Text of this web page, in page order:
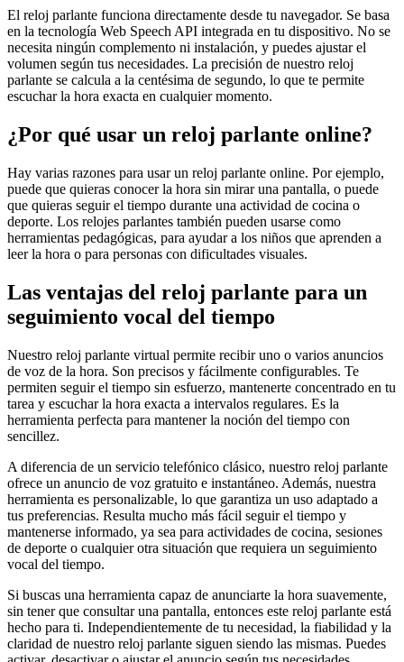
El reloj parlante funciona directamente desde tu navegador. Se basa
en la tecnología Web Speech API integrada en tu dispositivo. No se
necesita ningún complemento ni instalación, y puedes ajustar el
volumen según tus necesidades. La precisión de nuestro reloj
parlante se calcula a la centésima de segundo, lo que te permite
escuchar la hora exacta en cualquier momento.
¿Por qué usar un reloj parlante online?
Hay varias razones para usar un reloj parlante online. Por ejemplo,
puede que quieras conocer la hora sin mirar una pantalla, o puede
que quieras seguir el tiempo durante una actividad de cocina o
deporte. Los relojes parlantes también pueden usarse como
herramientas pedagógicas, para ayudar a los niños que aprenden a
leer la hora o para personas con dificultades visuales.
Las ventajas del reloj parlante para un
seguimiento vocal del tiempo
Nuestro reloj parlante virtual permite recibir uno o varios anuncios
de voz de la hora. Son precisos y fácilmente configurables. Te
permiten seguir el tiempo sin esfuerzo, mantenerte concentrado en tu
tarea y escuchar la hora exacta a intervalos regulares. Es la
herramienta perfecta para mantener la noción del tiempo con
sencillez.
A diferencia de un servicio telefónico clásico, nuestro reloj parlante
ofrece un anuncio de voz gratuito e instantáneo. Además, nuestra
herramienta es personalizable, lo que garantiza un uso adaptado a
tus preferencias. Resulta mucho más fácil seguir el tiempo y
mantenerse informado, ya sea para actividades de cocina, sesiones
de deporte o cualquier otra situación que requiera un seguimiento
vocal del tiempo.
Si buscas una herramienta capaz de anunciarte la hora suavemente,
sin tener que consultar una pantalla, entonces este reloj parlante está
hecho para ti. Independientemente de tu necesidad, la fiabilidad y la
claridad de nuestro reloj parlante siguen siendo las mismas. Puedes